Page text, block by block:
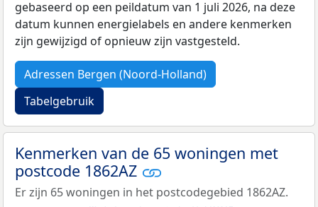
gebaseerd op een peildatum van 1 juli 2026, na deze
datum kunnen energielabels en andere kenmerken
zijn gewijzigd of opnieuw zijn vastgesteld.
Adressen Bergen (Noord-Holland)
Tabelgebruik
Kenmerken van de 65 woningen met
postcode 1862AZ
Er zijn 65 woningen in het postcodegebied 1862AZ.